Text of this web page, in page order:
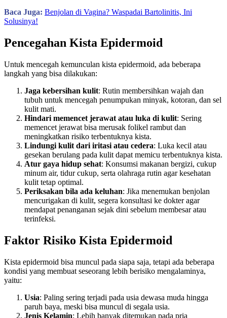
Baca Juga: Benjolan di Vagina? Waspadai Bartolinitis, Ini
Solusinya!
Pencegahan Kista Epidermoid
Untuk mencegah kemunculan kista epidermoid, ada beberapa
langkah yang bisa dilakukan:
Jaga kebersihan kulit: Rutin membersihkan wajah dan
tubuh untuk mencegah penumpukan minyak, kotoran, dan sel
kulit mati.
Hindari memencet jerawat atau luka di kulit: Sering
memencet jerawat bisa merusak folikel rambut dan
meningkatkan risiko terbentuknya kista.
Lindungi kulit dari iritasi atau cedera: Luka kecil atau
gesekan berulang pada kulit dapat memicu terbentuknya kista.
Atur gaya hidup sehat: Konsumsi makanan bergizi, cukup
minum air, tidur cukup, serta olahraga rutin agar kesehatan
kulit tetap optimal.
Periksakan bila ada keluhan: Jika menemukan benjolan
mencurigakan di kulit, segera konsultasi ke dokter agar
mendapat penanganan sejak dini sebelum membesar atau
terinfeksi.
Faktor Risiko Kista Epidermoid
Kista epidermoid bisa muncul pada siapa saja, tetapi ada beberapa
kondisi yang membuat seseorang lebih berisiko mengalaminya,
yaitu:
Usia: Paling sering terjadi pada usia dewasa muda hingga
paruh baya, meski bisa muncul di segala usia.
Jenis Kelamin: Lebih banyak ditemukan pada pria